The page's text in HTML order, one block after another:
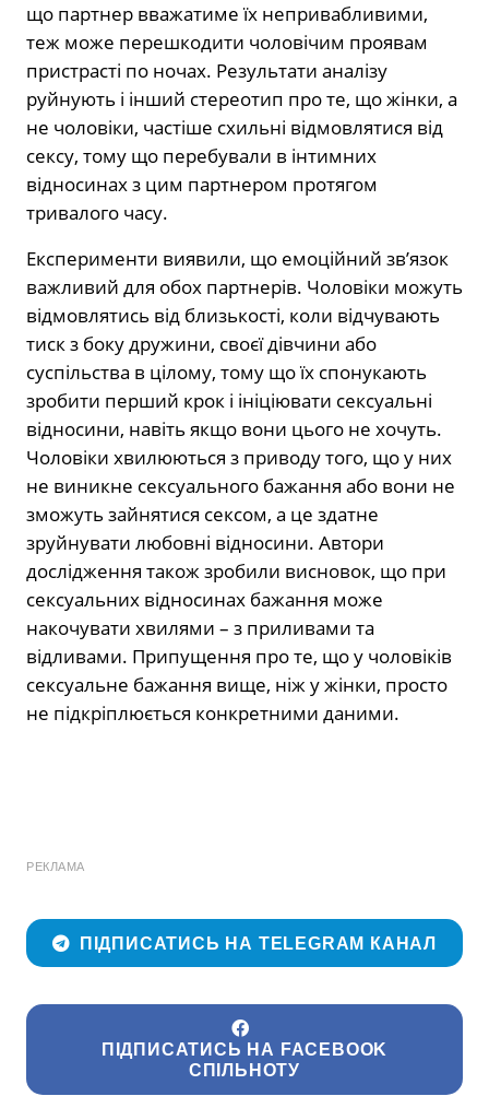
що партнер вважатиме їх непривабливими,
теж може перешкодити чоловічим проявам
пристрасті по ночах. Результати аналізу
руйнують і інший стереотип про те, що жінки, а
не чоловіки, частіше схильні відмовлятися від
сексу, тому що перебували в інтимних
відносинах з цим партнером протягом
тривалого часу.
Експерименти виявили, що емоційний зв’язок
важливий для обох партнерів. Чоловіки можуть
відмовлятись від близькості, коли відчувають
тиск з боку дружини, своєї дівчини або
суспільства в цілому, тому що їх спонукають
зробити перший крок і ініціювати сексуальні
відносини, навіть якщо вони цього не хочуть.
Чоловіки хвилюються з приводу того, що у них
не виникне сексуального бажання або вони не
зможуть зайнятися сексом, а це здатне
зруйнувати любовні відносини. Автори
дослідження також зробили висновок, що при
сексуальних відносинах бажання може
накочувати хвилями – з приливами та
відливами. Припущення про те, що у чоловіків
сексуальне бажання вище, ніж у жінки, просто
не підкріплюється конкретними даними.
РЕКЛАМА
ПІДПИСАТИСЬ НА TELEGRAM КАНАЛ
ПІДПИСАТИСЬ НА FACEBOOK
СПІЛЬНОТУ